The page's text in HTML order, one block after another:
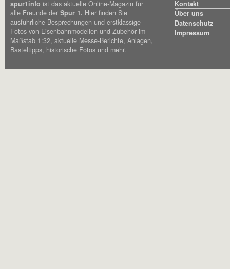
spur1info ist das aktuelle Online-Magazin für
alle Freunde der Spur 1. Hier finden Sie
ausführliche Besprechungen und erstklassige
Fotos von Eisenbahnmodellen und Zubehör im
Maßstab 1:32, aktuelle Messe-Berichte, Anlagen,
Basteltipps, historische Fotos und mehr.
Kontakt
Über uns
Datenschutz
Impressum